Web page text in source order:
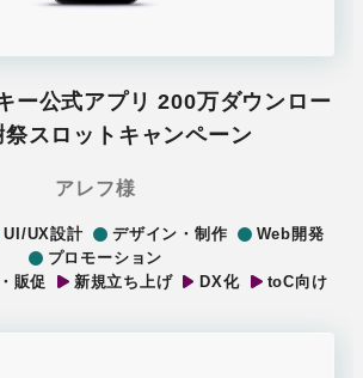
ー公式アプリ 200万ダウンロー
祭スロットキャンペーン
アレフ様
UI/UX設計 デザイン・制作
Web開発
プロモーション
販促 新規立ち上げ DX化 toC向け